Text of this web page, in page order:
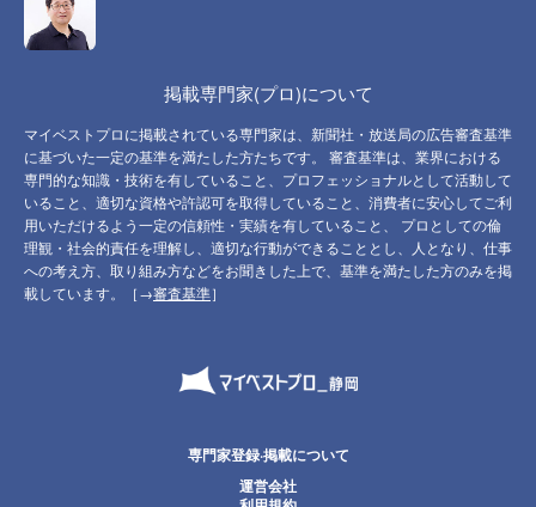
掲載専門家(プロ)について
マイベストプロに掲載されている専門家は、新聞社・放送局の広告審査基準
に基づいた一定の基準を満たした方たちです。 審査基準は、業界における
専門的な知識・技術を有していること、プロフェッショナルとして活動して
いること、適切な資格や許認可を取得していること、消費者に安心してご利
用いただけるよう一定の信頼性・実績を有していること、 プロとしての倫
理観・社会的責任を理解し、適切な行動ができることとし、人となり、仕事
への考え方、取り組み方などをお聞きした上で、基準を満たした方のみを掲
載しています。［→審査基準］
専門家登録·掲載について
運営会社